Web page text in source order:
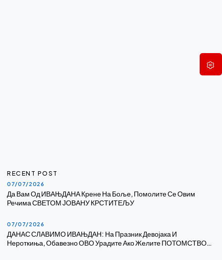
RECENT POST
07/07/2026
Да Вам Од ИВАЊДАНА Крене На Боље, Помолите Се Овим
Речима СВЕТОМ ЈОВАНУ КРСТИТЕЉУ
07/07/2026
ДАНАС СЛАВИМО ИВАЊДАН: На Празник Девојака И
Нероткиња, Обавезно ОВО Урадите Ако Желите ПОТОМСТВО…